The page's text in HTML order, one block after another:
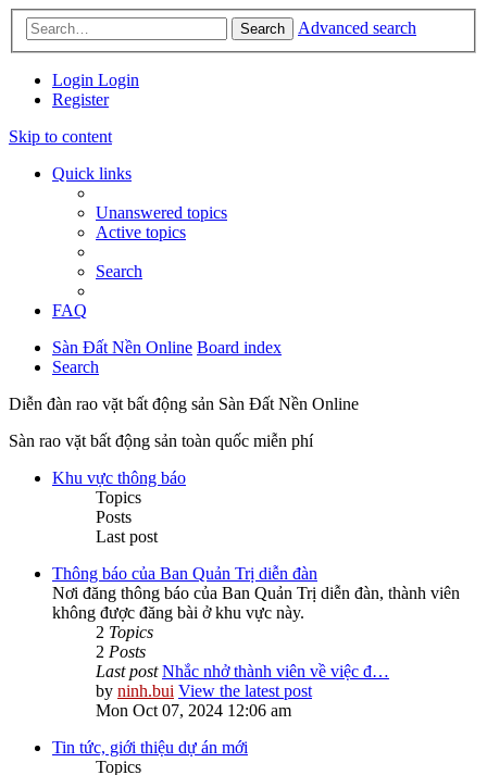
Search Advanced search
Login Login
Register
Skip to content
Quick links
Unanswered topics
Active topics
Search
FAQ
Sàn Đất Nền Online Board index
Search
Diễn đàn rao vặt bất động sản Sàn Đất Nền Online
Sàn rao vặt bất động sản toàn quốc miễn phí
Khu vực thông báo
Topics
Posts
Last post
Thông báo của Ban Quản Trị diễn đàn
Nơi đăng thông báo của Ban Quản Trị diễn đàn, thành viên
không được đăng bài ở khu vực này.
2 Topics
2 Posts
Last post Nhắc nhở thành viên về việc đ…
by ninh.bui View the latest post
Mon Oct 07, 2024 12:06 am
Tin tức, giới thiệu dự án mới
Topics